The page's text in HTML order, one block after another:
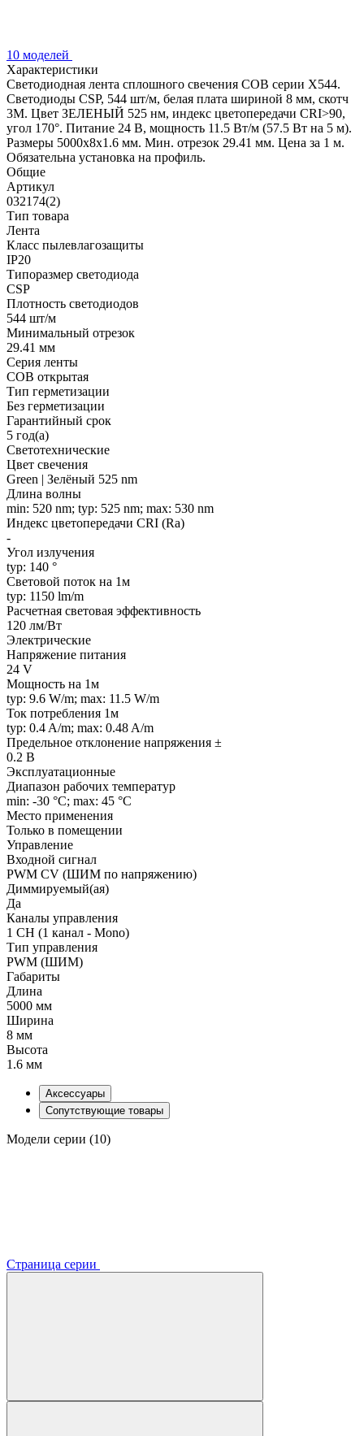
10 моделей
Характеристики
Светодиодная лента сплошного свечения COB серии X544.
Светодиоды CSP, 544 шт/м, белая плата шириной 8 мм, скотч
3M. Цвет ЗЕЛЕНЫЙ 525 нм, индекс цветопередачи CRI>90,
угол 170°. Питание 24 В, мощность 11.5 Вт/м (57.5 Вт на 5 м).
Размеры 5000x8x1.6 мм. Мин. отрезок 29.41 мм. Цена за 1 м.
Обязательна установка на профиль.
Общие
Артикул
032174(2)
Тип товара
Лента
Класс пылевлагозащиты
IP20
Типоразмер светодиода
CSP
Плотность светодиодов
544 шт/м
Минимальный отрезок
29.41 мм
Серия ленты
COB открытая
Тип герметизации
Без герметизации
Гарантийный срок
5 год(а)
Светотехнические
Цвет свечения
Green | Зелёный 525 nm
Длина волны
min: 520 nm; typ: 525 nm; max: 530 nm
Индекс цветопередачи CRI (Ra)
-
Угол излучения
typ: 140 °
Световой поток на 1м
typ: 1150 lm/m
Расчетная световая эффективность
120 лм/Вт
Электрические
Напряжение питания
24 V
Мощность на 1м
typ: 9.6 W/m; max: 11.5 W/m
Ток потребления 1м
typ: 0.4 A/m; max: 0.48 A/m
Предельное отклонение напряжения ±
0.2 В
Эксплуатационные
Диапазон рабочих температур
min: -30 °C; max: 45 °C
Место применения
Только в помещении
Управление
Входной сигнал
PWM СV (ШИМ по напряжению)
Диммируемый(ая)
Да
Каналы управления
1 CH (1 канал - Mono)
Тип управления
PWM (ШИМ)
Габариты
Длина
5000 мм
Ширина
8 мм
Высота
1.6 мм
Аксессуары
Сопутствующие товары
Модели серии (10)
Страница серии